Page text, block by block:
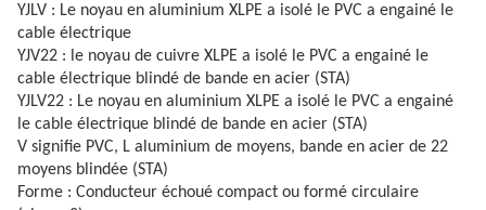
YJLV : Le noyau en aluminium XLPE a isolé le PVC a engainé le
cable électrique
YJV22 : le noyau de cuivre XLPE a isolé le PVC a engainé le
cable électrique blindé de bande en acier (STA)
YJLV22 : Le noyau en aluminium XLPE a isolé le PVC a engainé
le cable électrique blindé de bande en acier (STA)
V signifie PVC, L aluminium de moyens, bande en acier de 22
moyens blindée (STA)
Forme : Conducteur échoué compact ou formé circulaire